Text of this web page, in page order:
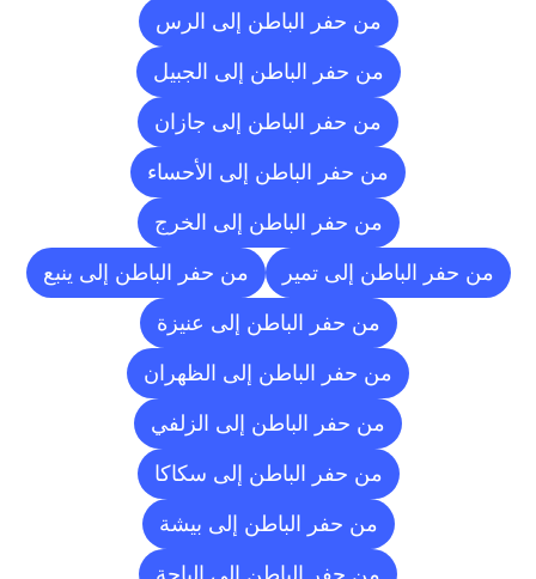
من حفر الباطن إلى الرس
من حفر الباطن إلى الجبيل
من حفر الباطن إلى جازان
من حفر الباطن إلى الأحساء
من حفر الباطن إلى الخرج
من حفر الباطن إلى تمير من حفر الباطن إلى ينبع
من حفر الباطن إلى عنيزة
من حفر الباطن إلى الظهران
من حفر الباطن إلى الزلفي
من حفر الباطن إلى سكاكا
من حفر الباطن إلى بيشة
من حفر الباطن إلى الباحة